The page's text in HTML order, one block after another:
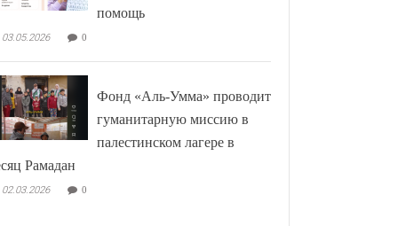
помощь
03.05.2026 0
Фонд «Аль-Умма» проводит
гуманитарную миссию в
палестинском лагере в
Рамадан
02.03.2026 0